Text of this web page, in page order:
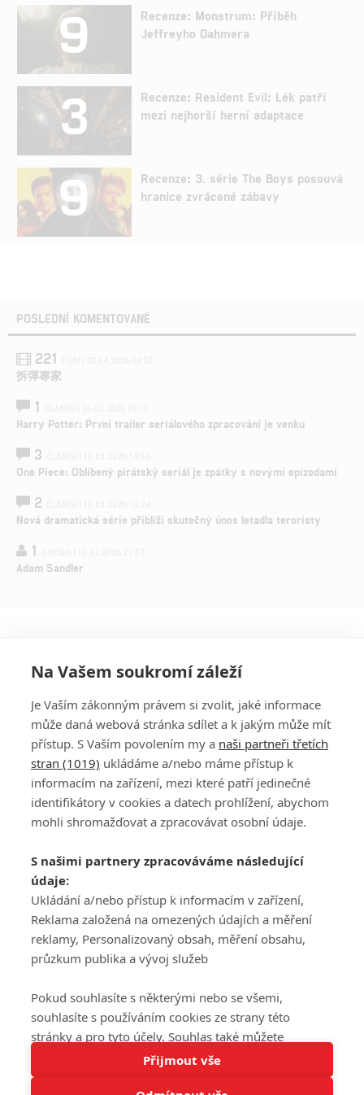
Tato stránka používá soubory cookies.
9
Recenze: Monstrum: Příběh
Jeffreyho Dahmera
3
Recenze: Resident Evil: Lék patří
mezi nejhorší herní adaptace
9
Recenze: 3. série The Boys posouvá
hranice zvrácené zábavy
POSLEDNÍ KOMENTOVANÉ
221
拆彈專家
1
Harry Potter: První trailer seriálového zpracování je venku
3
One Piece: Oblíbený pirátský seriál je zpátky s novými epizodami
2
Nová dramatická série přiblíží skutečný únos letadla teroristy
1
Adam Sandler
PŘIHLÁSIT
REGISTROVAT
DISKUZE
Šéfredaktorkou webu jePetr Slavík, e-mailserialy@fandimefilmu.cz
Máte-li zájem o inzerci na našem webu napište nám na e-mail
studio@koncal.com
Ochrana osobních údajů|Zásady používání cookies |Pravidla webu
Upravit nastavení soukromí
© 2016 – 2026 FandimeSerialum.cz / All rights reserved /
Na Vašem soukromí záleží
Je Vaším zákonným právem si zvolit, jaké informace
může daná webová stránka sdílet a k jakým může mít
přístup. S Vaším povolením my a naši partneři třetích
stran (1019) ukládáme a/nebo máme přístup k
informacím na zařízení, mezi které patří jedinečné
identifikátory v cookies a datech prohlížení, abychom
mohli shromažďovat a zpracovávat osobní údaje.
S našimi partnery zpracováváme následující
údaje:
Ukládání a/nebo přístup k informacím v zařízení,
Reklama založená na omezených údajích a měření
reklamy, Personalizovaný obsah, měření obsahu,
průzkum publika a vývoj služeb
Pokud souhlasíte s některými nebo se všemi,
souhlasíte s používáním cookies ze strany této
stránky a pro tyto účely. Souhlas také můžete
odmítnout, ale v takovém případě vám na stránce
nebudou k dispozici některé personalizované funkce.
Přijmout vše